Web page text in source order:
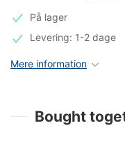
På lager
Levering: 1-2 dage
Mere information
Bought